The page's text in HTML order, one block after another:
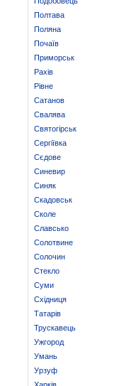
Полтава
Поляна
Почаїв
Приморськ
Рахів
Рівне
Сатанов
Свалява
Святогірськ
Сергіївка
Сєдове
Синевир
Синяк
Скадовськ
Сколе
Славсько
Солотвине
Солочин
Стекло
Суми
Східниця
Татарів
Трускавець
Ужгород
Умань
Урзуф